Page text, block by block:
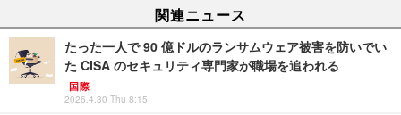
関連ニュース
たった一人で 90 億ドルのランサムウェア被害を防いでい
た CISA のセキュリティ専門家が職場を追われる
国際
2026.4.30 Thu 8:15